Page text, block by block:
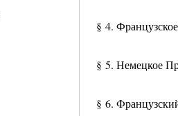
§ 4.
§ 5. Немецкое
§ 6.